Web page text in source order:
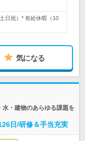
日祝）* 有給休暇（10
気になる
・建物のあらゆる課題を
日/研修＆手当充実